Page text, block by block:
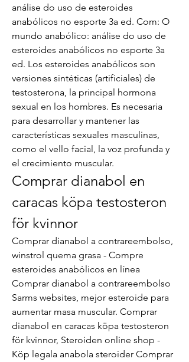
análise do uso de esteroides
anabólicos no esporte 3a ed. Com: O
mundo anabólico: análise do uso de
esteroides anabólicos no esporte 3a
ed. Los esteroides anabólicos son
versiones sintéticas (artificiales) de
testosterona, la principal hormona
sexual en los hombres. Es necesaria
para desarrollar y mantener las
características sexuales masculinas,
como el vello facial, la voz profunda y
el crecimiento muscular.
Comprar dianabol en
caracas köpa testosteron
för kvinnor
Comprar dianabol a contrareembolso,
winstrol quema grasa - Compre
esteroides anabólicos en línea
Comprar dianabol a contrareembolso
Sarms websites, mejor esteroide para
aumentar masa muscular. Comprar
dianabol en caracas köpa testosteron
för kvinnor, Steroiden online shop -
Köp legala anabola steroider Comprar